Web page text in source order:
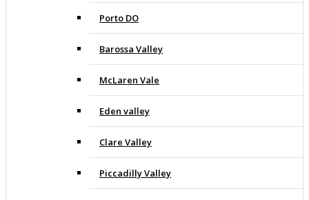
Porto DO
Barossa Valley
McLaren Vale
Eden valley
Clare Valley
Piccadilly Valley